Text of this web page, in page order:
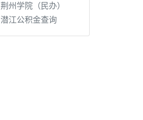
荆州学院（民办）
潜江公积金查询